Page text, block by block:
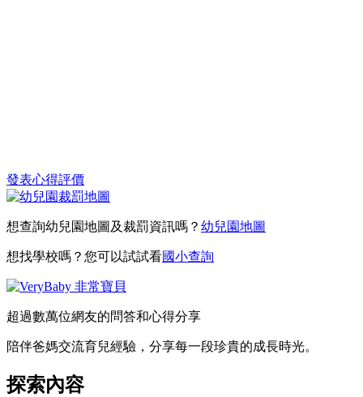
發表心得評價
想查詢幼兒園地圖及裁罰資訊嗎？ 幼兒園地圖
想找學校嗎？您可以試試看國小查詢
超過數萬位網友的問答和心得分享
陪伴爸媽交流育兒經驗，分享每一段珍貴的成長時光。
探索內容